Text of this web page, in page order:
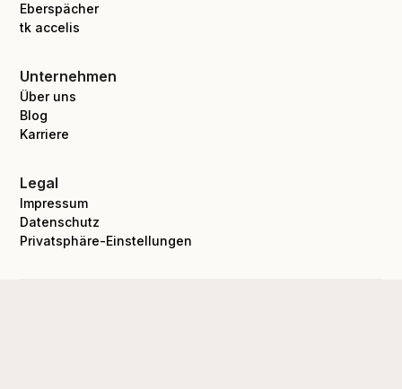
Eberspächer
tk accelis
Unternehmen
Über uns
Blog
Karriere
Legal
Impressum
Datenschutz
Privatsphäre-Einstellungen